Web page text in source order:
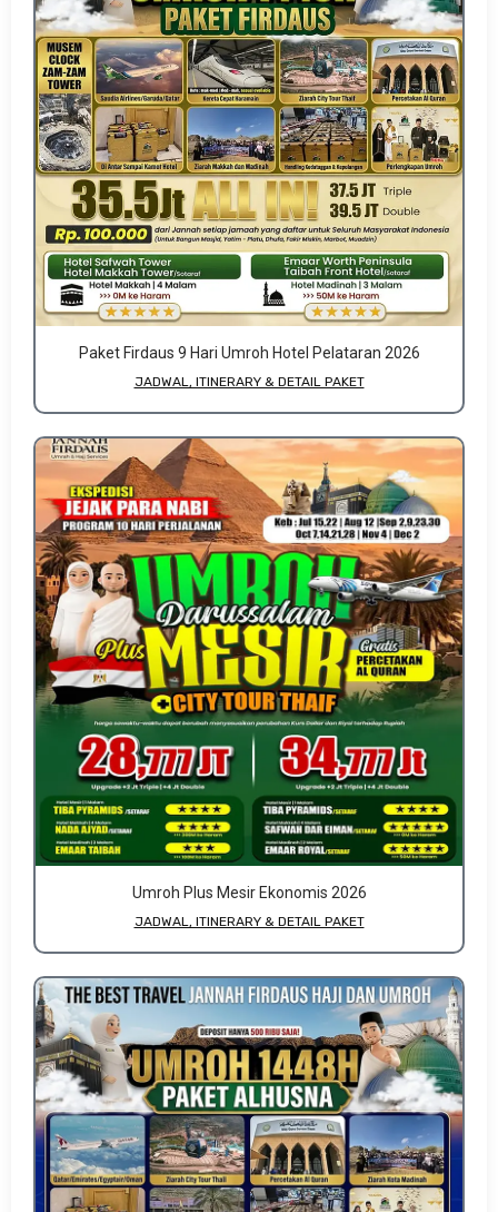
Paket Firdaus 9 Hari Umroh Hotel Pelataran 2026
JADWAL, ITINERARY & DETAIL PAKET
Umroh Plus Mesir Ekonomis 2026
JADWAL, ITINERARY & DETAIL PAKET